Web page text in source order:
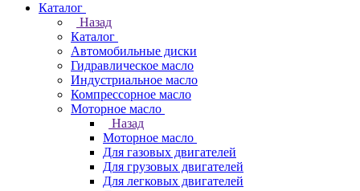
Каталог
Назад
Каталог
Автомобильные диски
Гидравлическое масло
Индустриальное масло
Компрессорное масло
Моторное масло
Назад
Моторное масло
Для газовых двигателей
Для грузовых двигателей
Для легковых двигателей